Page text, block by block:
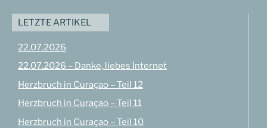
LETZTE ARTIKEL
22.07.2026
22.07.2026 – Danke, liebes Internet
Herzbruch in Curaçao – Teil 12
Herzbruch in Curaçao – Teil 11
Herzbruch in Curaçao – Teil 10